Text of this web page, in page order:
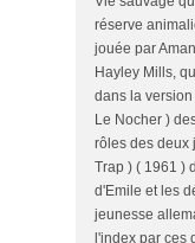
réserve
jouée par
Hayley Mills,
dans la
Le Nocher )
rôles des deux
Trap ) ( 1961 )
d'Emile et les
jeunesse
l'index par ces